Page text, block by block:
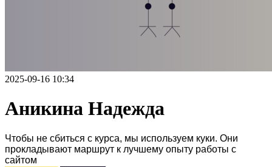
2025-09-16 10:34
Аникина Надежда
Чтобы не сбиться с курса, мы используем куки. Они
прокладывают маршрут к лучшему опыту работы с
сайтом